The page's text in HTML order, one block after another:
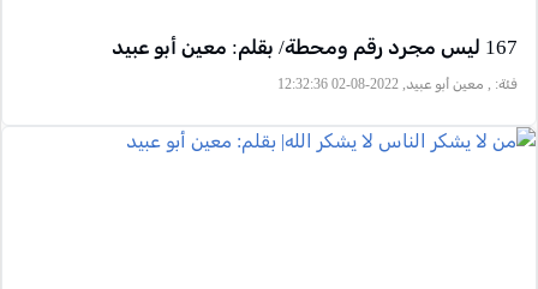
167 ليس مجرد رقم ومحطة/ بقلم: معين أبو عبيد
فئة: , معين أبو عبيد, 2022-08-02 12:32:36